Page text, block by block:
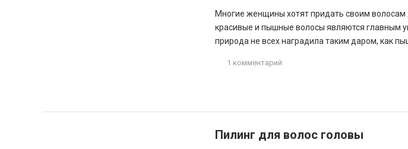
Многие женщины хотят придать своим
красивые и пышные волосы являются главным
природа не всех наградила таким даром, как
1 комментарий
Пилинг для волос головы